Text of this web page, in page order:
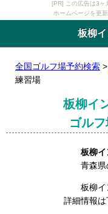
[PR] この広告は3ヶ
ホームページを更
板柳
全国ゴルフ場予約検索 >
練習場
板柳イ
ゴル
板柳
青森県
板柳
詳細情報は